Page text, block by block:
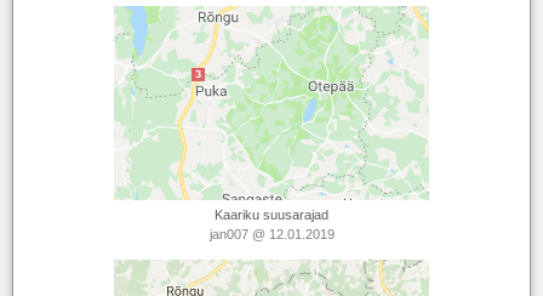
Kaariku suusarajad
jan007@ 12.01.2019